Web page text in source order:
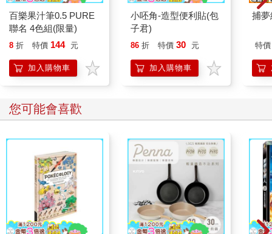
百樂果汁筆0.5 PURE
聯名 4色組(限量)
8 折 特價 144 元
加入購物車
小呸角-造型便利貼(包
子君)
86 折 特價 30 元
加入購物車
捕
特價
您可能會喜歡